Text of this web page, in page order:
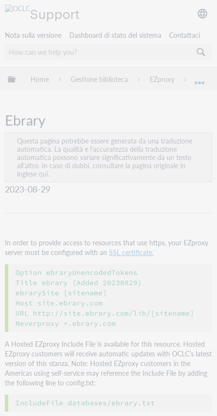
Support
Nota sulla versione Dashboard di stato del sistema Contattaci
Espandi/comprimi la gerarchia globale
Home Gestione biblioteca EZproxy
Ebrary
Questa pagina potrebbe essere generata da una traduzione
automatica. La qualità e l'accuratezza della traduzione
automatica possono variare significativamente da un testo
all'altro. In caso di dubbi, consultare la pagina originale in
inglesequi.
2023-08-29
In order to provide access to resources that use https, your EZproxy
server must be configured with an SSL certificate.
Option ebraryUnencodedTokens
Title ebrary (Added 20230829)
ebrarySite [sitename]
Host site.ebrary.com
URL http://site.ebrary.com/lib/[sitename]
A Hosted EZproxy Include File is available for this resource. Hosted
EZproxy customers will receive automatic updates with OCLC’s latest
version of this stanza. Note: Hosted EZproxy customers in the
Americas using self-service may reference the Include File by adding
the following line to config.txt: